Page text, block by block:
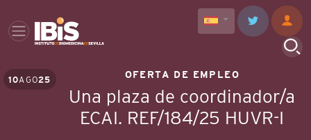
10AGO25 OFERTA DE EMPLEO
Una plaza de coordinador/a
ECAI. REF/184/25 HUVR-I